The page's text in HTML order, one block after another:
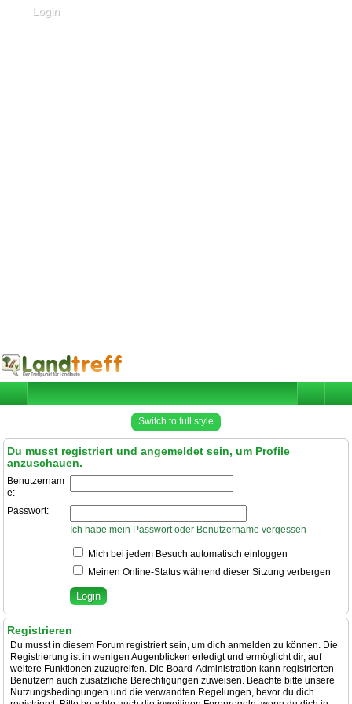
Login
Switch to full style
Du musst registriert und angemeldet sein, um Profile
anzuschauen.
Benutzernam
e:
Passwort:
Ich habe mein Passwort oder Benutzername vergessen
Mich bei jedem Besuch automatisch einloggen
Meinen Online-Status während dieser Sitzung verbergen
Registrieren
Du musst in diesem Forum registriert sein, um dich anmelden zu können. Die
Registrierung ist in wenigen Augenblicken erledigt und ermöglicht dir, auf
weitere Funktionen zuzugreifen. Die Board-Administration kann registrierten
Benutzern auch zusätzliche Berechtigungen zuweisen. Beachte bitte unsere
Nutzungsbedingungen und die verwandten Regelungen, bevor du dich